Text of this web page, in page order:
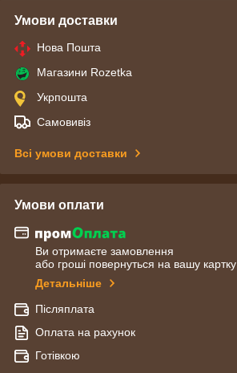
Умови доставки
Нова Пошта
Магазини Rozetka
Укрпошта
Самовивіз
Всі умови доставки
Умови оплати
Ви отримаєте замовлення
або гроші повернуться на вашу картку
Детальніше
Післяплата
Оплата на рахунок
Готівкою